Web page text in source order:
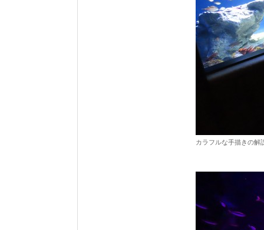
カラフルな手描きの解